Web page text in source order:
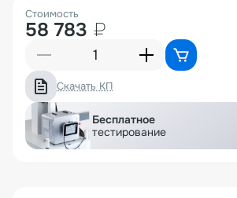
Стоимость
58 783 ₽
Скачать КП
Бесплатное
тестирование